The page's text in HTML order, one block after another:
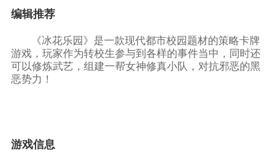
编辑推荐
《冰花乐园》是一款现代都市校园题材的策略卡牌
游戏，玩家作为转校生参与到各样的事件当中，同时还
可以修炼武艺，组建一帮女神修真小队，对抗邪恶的黑
恶势力！
游戏信息